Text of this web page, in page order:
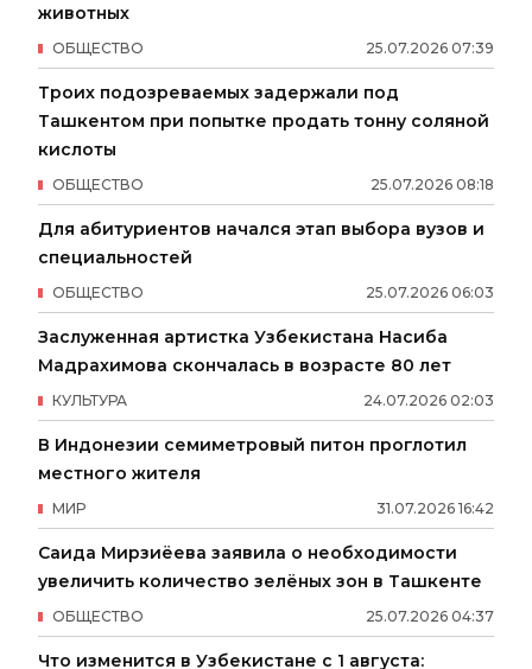
животных
25.07.2026 07:39
ОБЩЕСТВО
Троих подозреваемых задержали под
Ташкентом при попытке продать тонну соляной
кислоты
25.07.2026 08:18
ОБЩЕСТВО
Для абитуриентов начался этап выбора вузов и
специальностей
25.07.2026 06:03
ОБЩЕСТВО
Заслуженная артистка Узбекистана Насиба
Мадрахимова скончалась в возрасте 80 лет
24.07.2026 02:03
КУЛЬТУРА
В Индонезии семиметровый питон проглотил
местного жителя
31.07.2026 16:42
МИР
Саида Мирзиёева заявила о необходимости
увеличить количество зелёных зон в Ташкенте
25.07.2026 04:37
ОБЩЕСТВО
Что изменится в Узбекистане с 1 августа: